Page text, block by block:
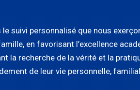
suivi personnalisé que nous
en favorisant l’excellence
la recherche de la vérité et la
de leur vie personnelle,